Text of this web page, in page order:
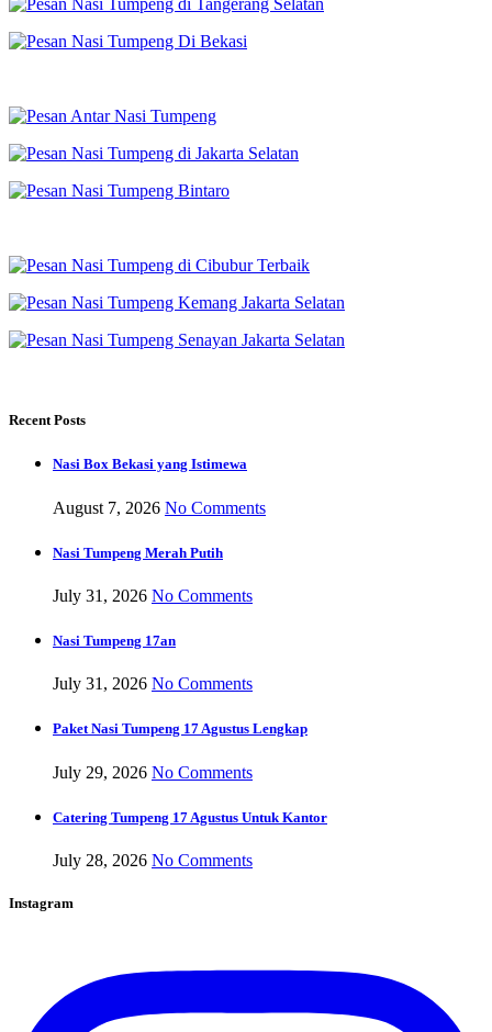
Recent Posts
Nasi Box Bekasi yang Istimewa
August 7, 2026 No Comments
Nasi Tumpeng Merah Putih
July 31, 2026 No Comments
Nasi Tumpeng 17an
July 31, 2026 No Comments
Paket Nasi Tumpeng 17 Agustus Lengkap
July 29, 2026 No Comments
Catering Tumpeng 17 Agustus Untuk Kantor
July 28, 2026 No Comments
Instagram